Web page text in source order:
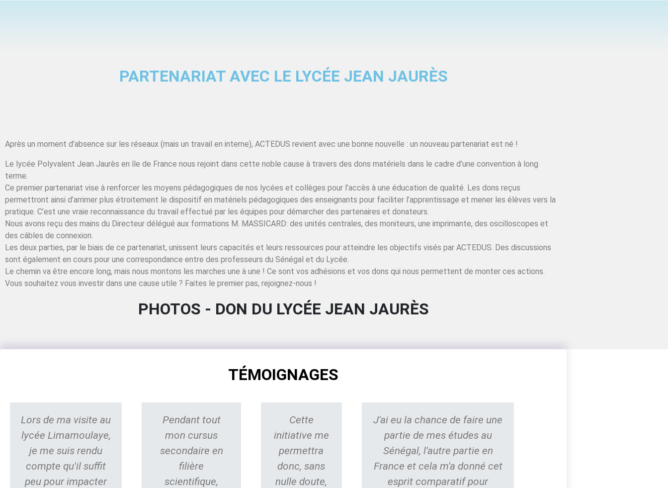
PARTENARIAT AVEC LE LYCÉE JEAN JAURÈS
Après un moment d’absence sur les réseaux (mais un travail en interne), ACTEDUS revient avec une bonne nouvelle : un nouveau partenariat est né !
Le lycée Polyvalent Jean Jaurès en île de France nous rejoint dans cette noble cause à travers des dons matériels dans le cadre d’une convention à long
terme.
Ce premier partenariat vise à renforcer les moyens pédagogiques de nos lycées et collèges pour l’accès à une éducation de qualité. Les dons reçus
permettront ainsi d’arrimer plus étroitement le dispositif en matériels pédagogiques des enseignants pour faciliter l’apprentissage et mener les élèves vers la
pratique. C’est une vraie reconnaissance du travail effectué par les équipes pour démarcher des partenaires et donateurs.
Nous avons reçu des mains du Directeur délégué aux formations M. MASSICARD: des unités centrales, des moniteurs, une imprimante, des oscilloscopes et
des câbles de connexion.
Les deux parties, par le biais de ce partenariat, unissent leurs capacités et leurs ressources pour atteindre les objectifs visés par ACTEDUS. Des discussions
sont également en cours pour une correspondance entre des professeurs du Sénégal et du Lycée.
Le chemin va être encore long, mais nous montons les marches une à une ! Ce sont vos adhésions et vos dons qui nous permettent de monter ces actions.
Vous souhaitez vous investir dans une cause utile ? Faites le premier pas, rejoignez-nous !
PHOTOS - DON DU LYCÉE JEAN JAURÈS
TÉMOIGNAGES
Lors de ma visite au
lycée Limamoulaye,
je me suis rendu
compte qu'il suffit
peu pour impacter
Pendant tout
mon cursus
secondaire en
filière
scientifique,
Cette
initiative me
permettra
donc, sans
nulle doute,
J'ai eu la chance de faire une
partie de mes études au
Sénégal, l'autre partie en
France et cela m'a donné cet
esprit comparatif pour